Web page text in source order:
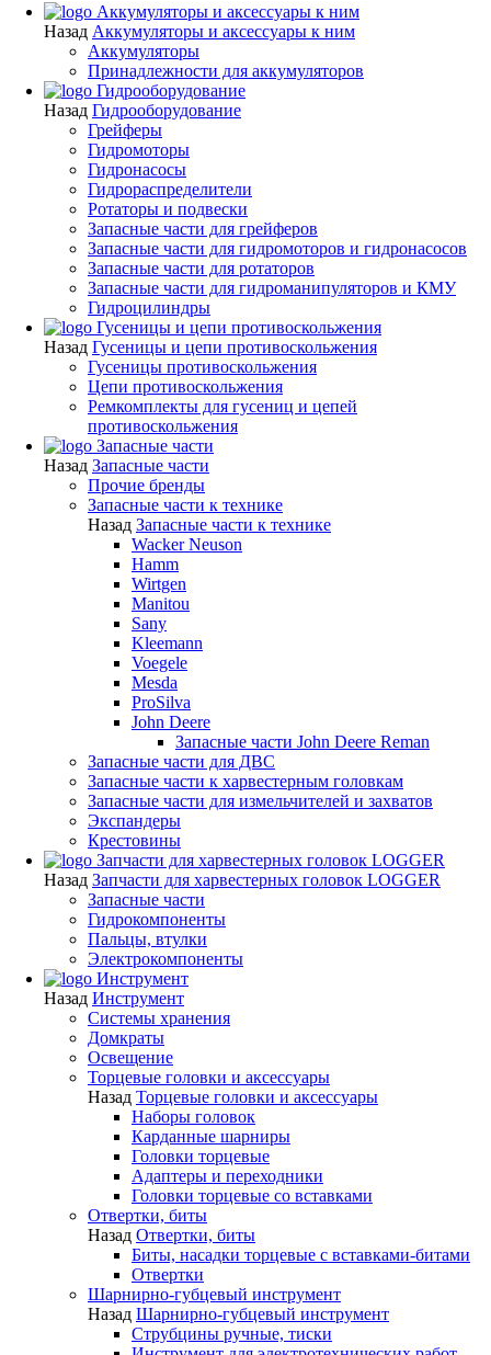
Аккумуляторы и аксессуары к ним
Назад Аккумуляторы и аксессуары к ним
Аккумуляторы
Принадлежности для аккумуляторов
Гидрооборудование
Назад Гидрооборудование
Грейферы
Гидромоторы
Гидронасосы
Гидрораспределители
Ротаторы и подвески
Запасные части для грейферов
Запасные части для гидромоторов и гидронасосов
Запасные части для ротаторов
Запасные части для гидроманипуляторов и КМУ
Гидроцилиндры
Гусеницы и цепи противоскольжения
Назад Гусеницы и цепи противоскольжения
Гусеницы противоскольжения
Цепи противоскольжения
Ремкомплекты для гусениц и цепей
противоскольжения
Запасные части
Назад Запасные части
Прочие бренды
Запасные части к технике
Назад Запасные части к технике
Wacker Neuson
Hamm
Wirtgen
Manitou
Sany
Kleemann
Voegele
Mesda
ProSilva
John Deere
Запасные части John Deere Reman
Запасные части для ДВС
Запасные части к харвестерным головкам
Запасные части для измельчителей и захватов
Экспандеры
Крестовины
Запчасти для харвестерных головок LOGGER
Назад Запчасти для харвестерных головок LOGGER
Запасные части
Гидрокомпоненты
Пальцы, втулки
Электрокомпоненты
Инструмент
Назад Инструмент
Системы хранения
Домкраты
Освещение
Торцевые головки и аксессуары
Назад Торцевые головки и аксессуары
Наборы головок
Карданные шарниры
Головки торцевые
Адаптеры и переходники
Головки торцевые со вставками
Отвертки, биты
Назад Отвертки, биты
Биты, насадки торцевые с вставками-битами
Отвертки
Шарнирно-губцевый инструмент
Назад Шарнирно-губцевый инструмент
Струбцины ручные, тиски